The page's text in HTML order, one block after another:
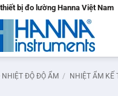
bị đo lường Hanna Việt Nam
NHIỆT ĐỘ ĐỘ ẨM / NHIỆT ẨM KẾ